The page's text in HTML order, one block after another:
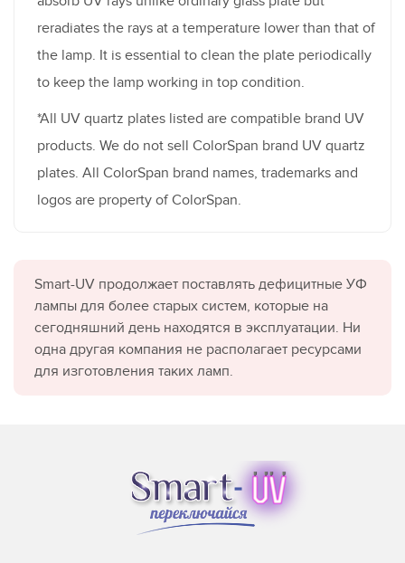
reradiates the rays at a temperature lower than that of
the lamp. It is essential to clean the plate periodically
to keep the lamp working in top condition.
*All UV quartz plates listed are compatible brand UV
products. We do not sell ColorSpan brand UV quartz
plates. All ColorSpan brand names, trademarks and
logos are property of ColorSpan.
Smart-UV продолжает поставлять дефицитные УФ
лампы для более старых систем, которые на
сегодняшний день находятся в эксплуатации. Ни
одна другая компания не располагает ресурсами
для изготовления таких ламп.